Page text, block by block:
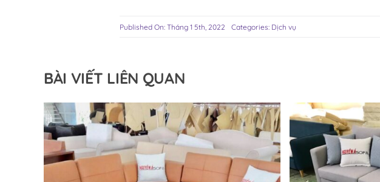
Published On: Tháng 1 5th, 2022 Categories: Dịch vụ
BÀI VIẾT LIÊN QUAN